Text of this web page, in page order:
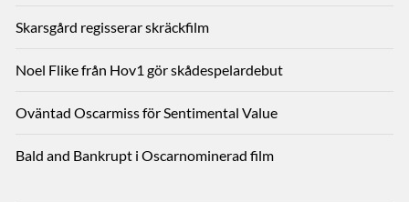
Skarsgård regisserar skräckfilm
Noel Flike från Hov1 gör skådespelardebut
Oväntad Oscarmiss för Sentimental Value
Bald and Bankrupt i Oscarnominerad film